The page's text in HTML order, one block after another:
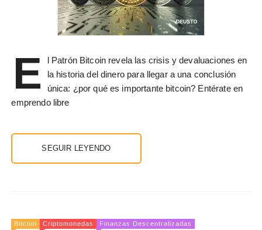
E
l Patrón Bitcoin revela las crisis y devaluaciones en
la historia del dinero para llegar a una conclusión
única: ¿por qué es importante bitcoin? Entérate en
emprendo libre
SEGUIR LEYENDO
Bitcoin Criptomonedas Finanzas Descentralizadas